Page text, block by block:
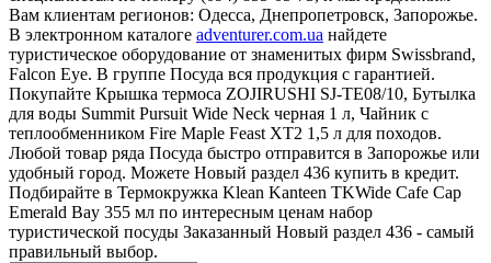
Вам клиентам регионов: Одесса, Днепропетровск, Запорожье.
В электронном каталоге adventurer.com.ua найдете
туристическое оборудование от знаменитых фирм Swissbrand,
Falcon Eye. В группе Посуда вся продукция с гарантией.
Покупайте Крышка термоса ZOJIRUSHI SJ-TE08/10, Бутылка
для воды Summit Pursuit Wide Neck черная 1 л, Чайник с
теплообменником Fire Maple Feast XT2 1,5 л для походов.
Любой товар ряда Посуда быстро отправится в Запорожье или
удобный город. Можете Новый раздел 436 купить в кредит.
Подбирайте в Термокружка Klean Kanteen TKWide Cafe Cap
Emerald Bay 355 мл по интересным ценам набор
туристической посуды Заказанный Новый раздел 436 - самый
правильный выбор.